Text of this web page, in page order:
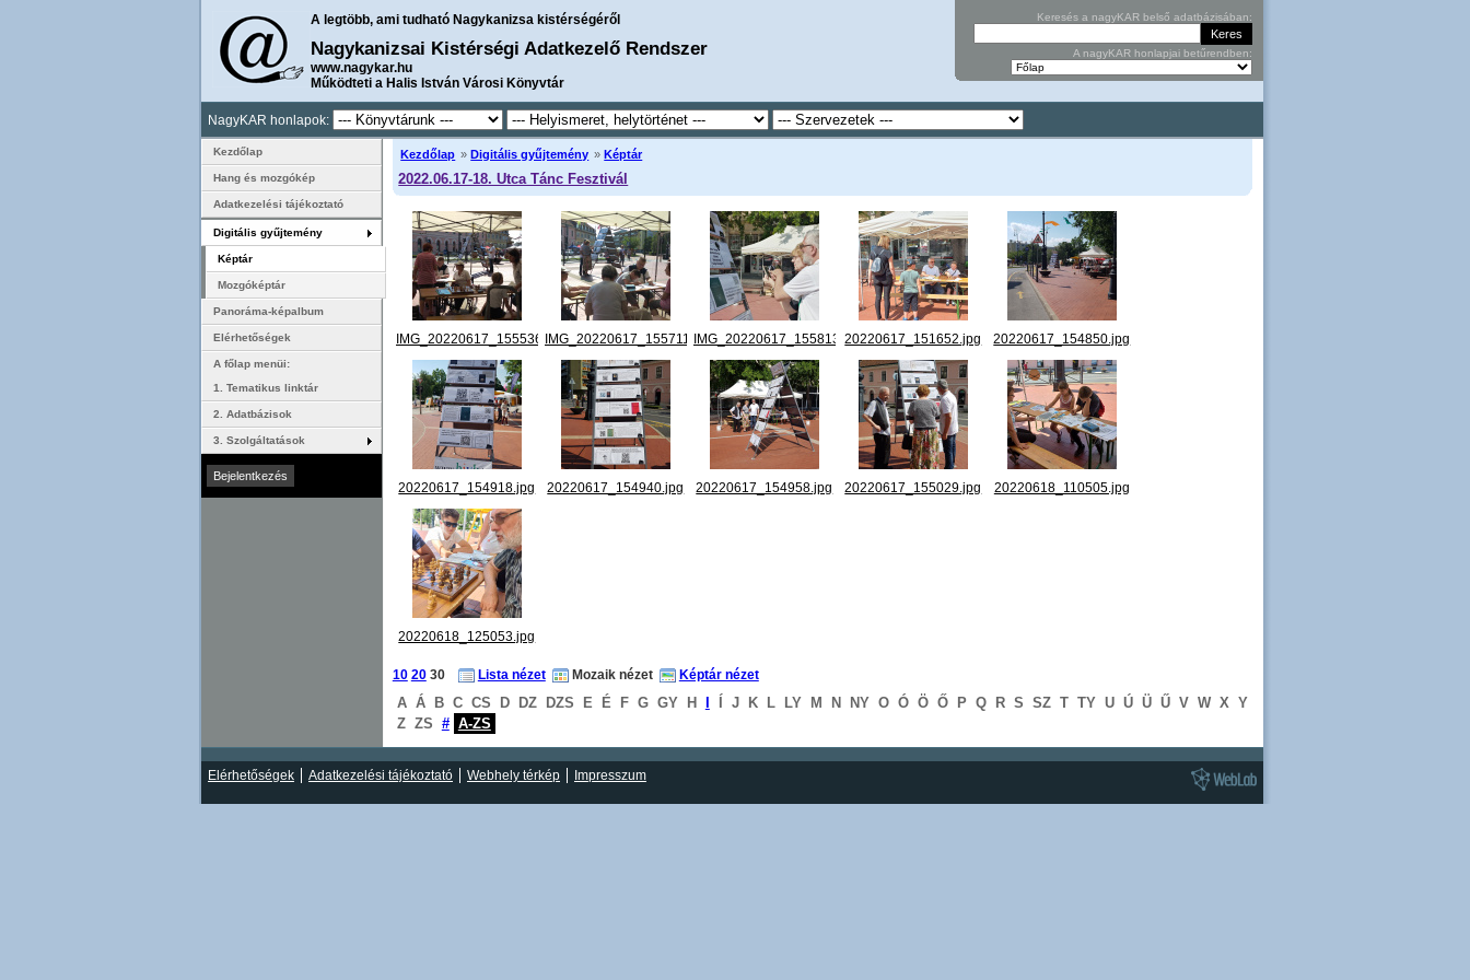
A legtöbb, ami tudható Nagykanizsa kistérségéről
Nagykanizsai Kistérségi Adatkezelő Rendszer
www.nagykar.hu
Működteti a Halis István Városi Könyvtár
Keresés a nagyKAR belső adatbázisában:
A nagyKAR honlapjai betűrendben:
NagyKAR honlapok:
Kezdőlap » Digitális gyűjtemény » Képtár
2022.06.17-18. Utca Tánc Fesztivál
IMG_20220617_155536.jpgIMG_20220617_155711.jpgIMG_20220617_155813.jpg20220617_151652.jpg 20220617_154850.jpg
20220617_154918.jpg 20220617_154940.jpg 20220617_154958.jpg 20220617_155029.jpg 20220618_110505.jpg
20220618_125053.jpg
10 20 30 Lista nézet Mozaik nézet Képtár nézet
A Á B C CS D DZ DZS E É F G GY H I Í J K L LY M N NY O Ó Ö Ő P Q R S SZ T TY U Ú Ü Ű V W X Y
Z ZS # A-ZS
Kezdőlap
Hang és mozgókép
Adatkezelési tájékoztató
Digitális gyűjtemény
Képtár
Mozgóképtár
Panoráma-képalbum
Elérhetőségek
A főlap menüi:
1. Tematikus linktár
2. Adatbázisok
3. Szolgáltatások
Elérhetőségek Adatkezelési tájékoztató Webhely térkép Impresszum